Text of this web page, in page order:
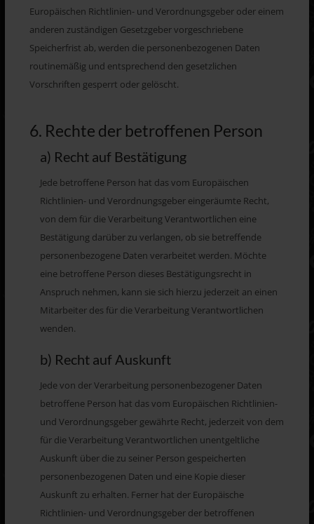
Europäischen Richtlinien- und Verordnungsgeber oder einem
anderen zuständigen Gesetzgeber vorgeschriebene
Speicherfrist ab, werden die personenbezogenen Daten
routinemäßig und entsprechend den gesetzlichen
Vorschriften gesperrt oder gelöscht.
6. Rechte der betroffenen Person
a) Recht auf Bestätigung
Jede betroffene Person hat das vom Europäischen
Richtlinien- und Verordnungsgeber eingeräumte Recht,
von dem für die Verarbeitung Verantwortlichen eine
Bestätigung darüber zu verlangen, ob sie betreffende
personenbezogene Daten verarbeitet werden. Möchte
eine betroffene Person dieses Bestätigungsrecht in
Anspruch nehmen, kann sie sich hierzu jederzeit an einen
Mitarbeiter des für die Verarbeitung Verantwortlichen
wenden.
b) Recht auf Auskunft
Jede von der Verarbeitung personenbezogener Daten
betroffene Person hat das vom Europäischen Richtlinien-
und Verordnungsgeber gewährte Recht, jederzeit von dem
für die Verarbeitung Verantwortlichen unentgeltliche
Auskunft über die zu seiner Person gespeicherten
personenbezogenen Daten und eine Kopie dieser
Auskunft zu erhalten. Ferner hat der Europäische
Richtlinien- und Verordnungsgeber der betroffenen